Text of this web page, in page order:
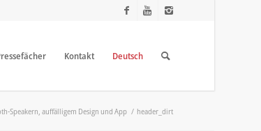
Kontakt Deutsch
Speakern, auffälligem Design und App / header_dirt